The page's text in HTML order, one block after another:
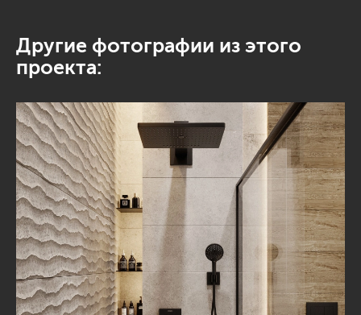
Другие фотографии из этого
проекта: